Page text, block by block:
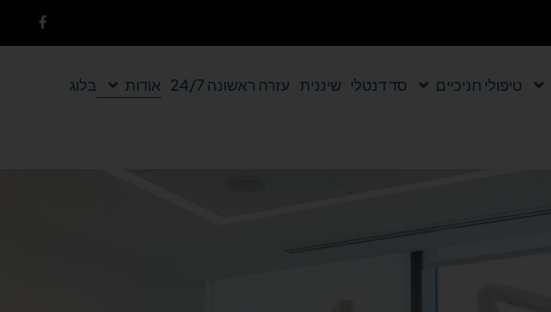
טיפולי חניכיים סד דנטלי שיננית עזרה ראשונה 24/7 אודות
בלוג